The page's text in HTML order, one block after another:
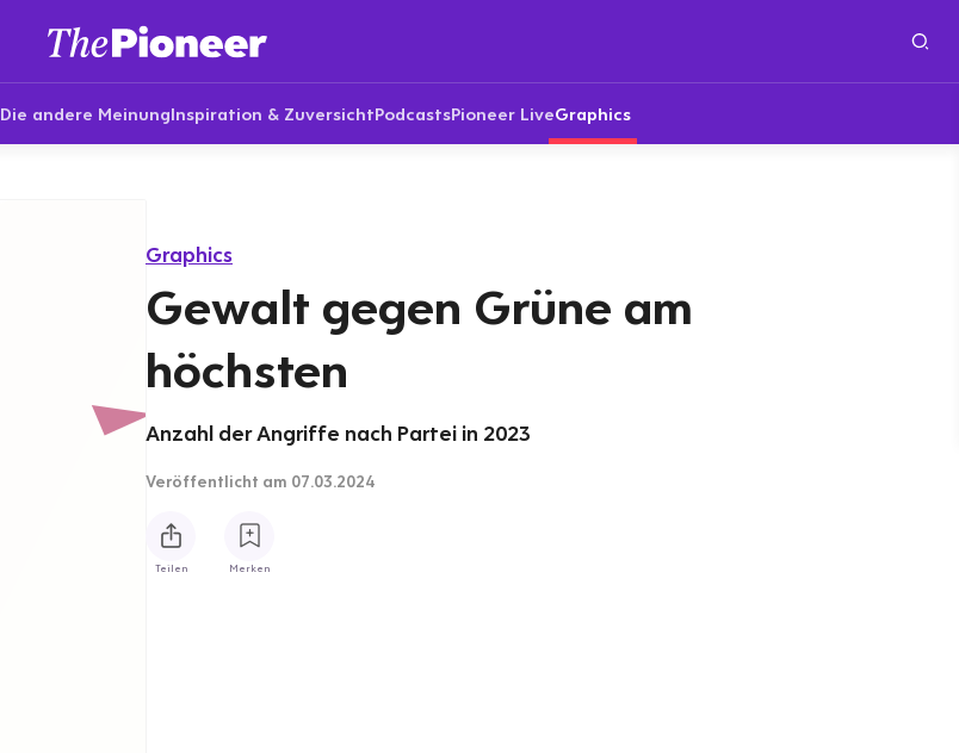
Die andere MeinungInspiration & ZuversichtPodcastsPioneer LiveGraphics
Graphics
Gewalt gegen Grüne am
höchsten
Anzahl der Angriffe nach Partei in 2023
Veröffentlicht am 07.03.2024
Teilen Merken